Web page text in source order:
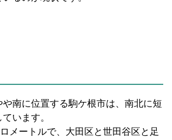
南に位置する駒ケ根市は、南北に短
います。
メートルで、大田区と世田谷区と足